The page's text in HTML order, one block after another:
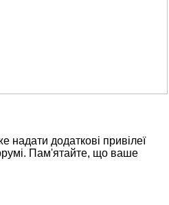
надати додаткові привілеї
Пам'ятайте, що ваше